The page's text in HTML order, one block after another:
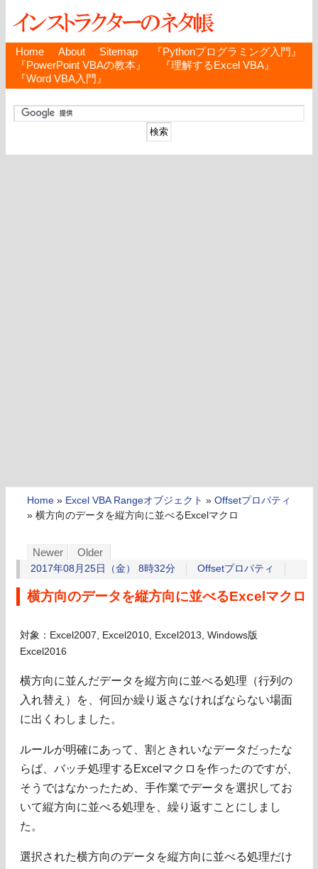
Home About Sitemap
『Pythonプログラミング入門』
『PowerPoint VBAの教本』
『理解するExcel VBA』
『Word VBA入門』
Home » Excel VBA Rangeオブジェクト » Offsetプロパティ
» 横方向のデータを縦方向に並べるExcelマクロ
Newer Older
2017年08月25日（金） 8時32分 Offsetプロパティ
横方向のデータを縦方向に並べるExcelマクロ
対象：Excel2007, Excel2010, Excel2013, Windows版
Excel2016
横方向に並んだデータを縦方向に並べる処理（行列の
入れ替え）を、何回か繰り返さなければならない場面
に出くわしました。
ルールが明確にあって、割ときれいなデータだったな
らば、バッチ処理するExcelマクロを作ったのですが、
そうではなかったため、手作業でデータを選択してお
いて縦方向に並べる処理を、繰り返すことにしまし
た。
選択された横方向のデータを縦方向に並べる処理だけ